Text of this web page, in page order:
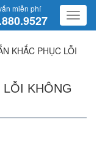
miễn phí
KHẮC PHỤC LỖI
KHÔNG